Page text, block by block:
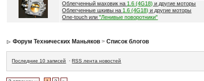
Облегченный маховик на 1.6 (4G18) и другие моторы
Облегченные шкивы на 1.6 (4G18) и другие моторы
One-touch или"Ленивые поворотники"
Форум Технических Маньяков >Список блогов
Последние 10 записей ·RSS лента новостей